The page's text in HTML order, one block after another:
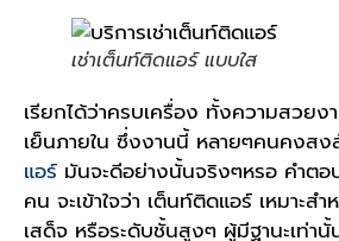
เช่าเต็นท์ติดแอร์ แบบใส
เรียกได้ว่าครบเครื่อง ทั้งความสวยง
เย็นภายใน ซึ่งงานนี้ หลายๆคนคงสง
แอร์ มันจะดีอย่างนั้นจริงๆหรอ คำตอ
คน จะเข้าใจว่า เต็นท์ติดแอร์ เหมาะส
เสด็จ หรือระดับชั้นสูงๆ ผู้มีฐานะเท่านั้